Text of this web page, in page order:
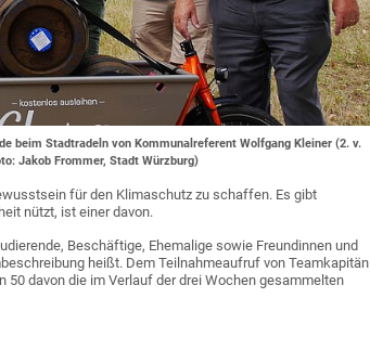
beim Stadtradeln von Kommunalreferent Wolfgang Kleiner (2. v.
Jakob Frommer, Stadt Würzburg)
für den Klimaschutz zu schaffen. Es gibt
nützt, ist einer davon.
Beschäftige, Ehemalige sowie Freundinnen und
heißt. Dem Teilnahmeaufruf von Teamkapitän
50 davon die im Verlauf der drei Wochen gesammelten